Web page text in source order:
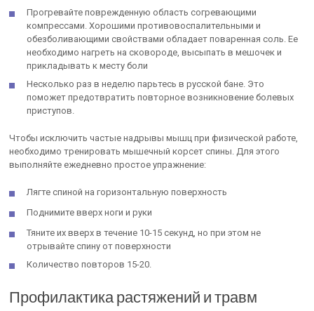
Прогревайте поврежденную область согревающими
компрессами. Хорошими противовоспалительными и
обезболивающими свойствами обладает поваренная соль. Ее
необходимо нагреть на сковороде, высыпать в мешочек и
прикладывать к месту боли
Несколько раз в неделю парьтесь в русской бане. Это
поможет предотвратить повторное возникновение болевых
приступов.
Чтобы исключить частые надрывы мышц при физической работе,
необходимо тренировать мышечный корсет спины. Для этого
выполняйте ежедневно простое упражнение:
Лягте спиной на горизонтальную поверхность
Поднимите вверх ноги и руки
Тяните их вверх в течение 10-15 секунд, но при этом не
отрывайте спину от поверхности
Количество повторов 15-20.
Профилактика растяжений и травм